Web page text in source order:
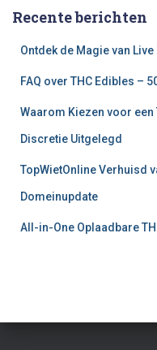
Recente berichten
Ontdek de Magie van Live
FAQ over THC Edibles –
Waarom Kiezen voor een
Discretie Uitgelegd
TopWietOnline Verhuisd
Domeinupdate
All-in-One Oplaadbare